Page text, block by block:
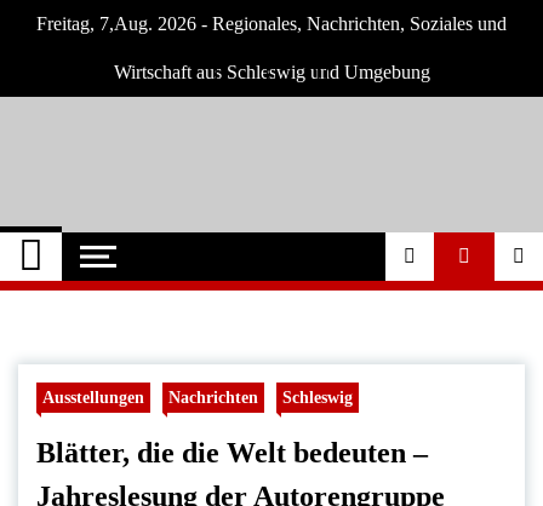
Freitag, 7,Aug. 2026 - Regionales, Nachrichten, Soziales und
Wirtschaft aus Schleswig und Umgebung
Schleswig Szene
Neuigkeiten und Nachrichten aus Schleswig
und Umgebung
Ausstellungen Nachrichten Schleswig
Blätter, die die Welt bedeuten –
Jahreslesung der Autorengruppe